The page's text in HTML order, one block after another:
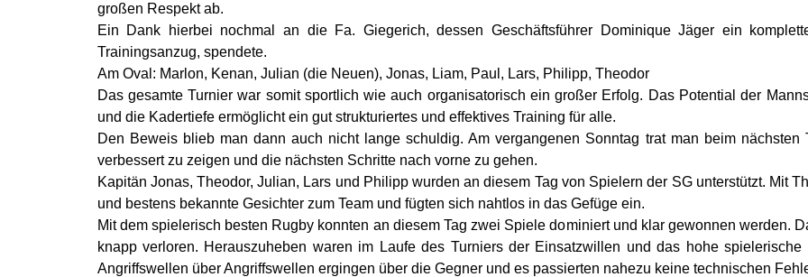
großen Respekt ab.
Ein Dank hierbei nochmal an die Fa. Giegerich, dessen Geschäftsführer Dominique Jäger ein
Trainingsanzug, spendete.
Am Oval: Marlon, Kenan, Julian (die Neuen), Jonas, Liam, Paul, Lars, Philipp, Theodor
Das gesamte Turnier war somit sportlich wie auch organisatorisch ein großer Erfolg. Das Potential der
und die Kadertiefe ermöglicht ein gut strukturiertes und effektives Training für alle.
Den Beweis blieb man dann auch nicht lange schuldig. Am vergangenen Sonntag trat man beim
verbessert zu zeigen und die nächsten Schritte nach vorne zu gehen.
Kapitän Jonas, Theodor, Julian, Lars und Philipp wurden an diesem Tag von Spielern der SG unterstützt. Mit
und bestens bekannte Gesichter zum Team und fügten sich nahtlos in das Gefüge ein.
Mit dem spielerisch besten Rugby konnten an diesem Tag zwei Spiele dominiert und klar gewonnen werden.
knapp verloren. Herauszuheben waren im Laufe des Turniers der Einsatzwillen und das hohe
Angriffswellen über Angriffswellen ergingen über die Gegner und es passierten nahezu keine technischen